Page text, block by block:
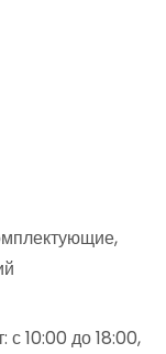
с 10:00 до 18:00,